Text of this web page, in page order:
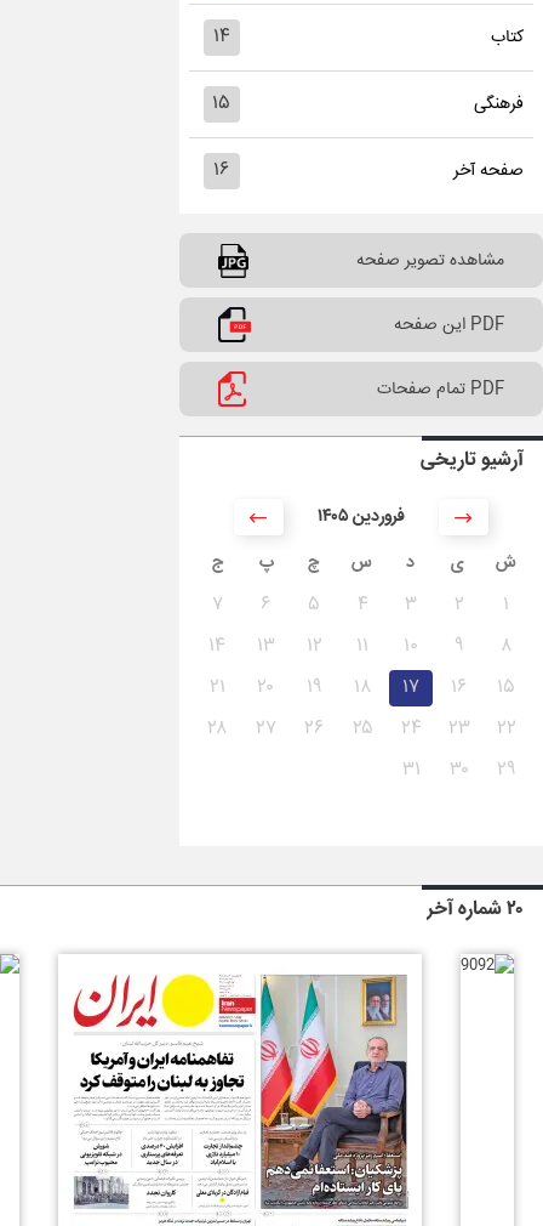
کتاب ۱۴
فرهنگی ۱۵
صفحه آخر ۱۶
مشاهده تصویر صفحه
PDF این صفحه
PDF تمام صفحات
آرشیو تاریخی
۱۴۰۵ فروردین
ش
ی د س چ پ ج
۱ ۲ ۳ ۴ ۵ ۶
۷
۸
۹ ۱۰ ۱۱ ۱۲ ۱۳
۱۴
۱۵
۱۶ ۱۷ ۱۸ ۱۹ ۲۰
۲۱
۲۲
۲۳ ۲۴ ۲۵ ۲۶ ۲۷
۲۸
۲۹
۳۰ ۳۱
۲۰ شماره آخر